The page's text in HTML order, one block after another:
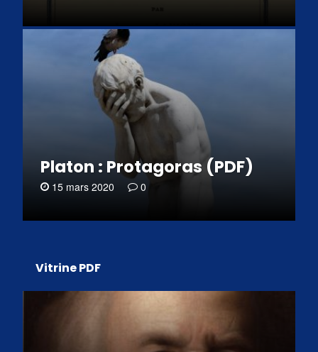
Platon : Protagoras (PDF)
15 mars 2020 0
Vitrine PDF